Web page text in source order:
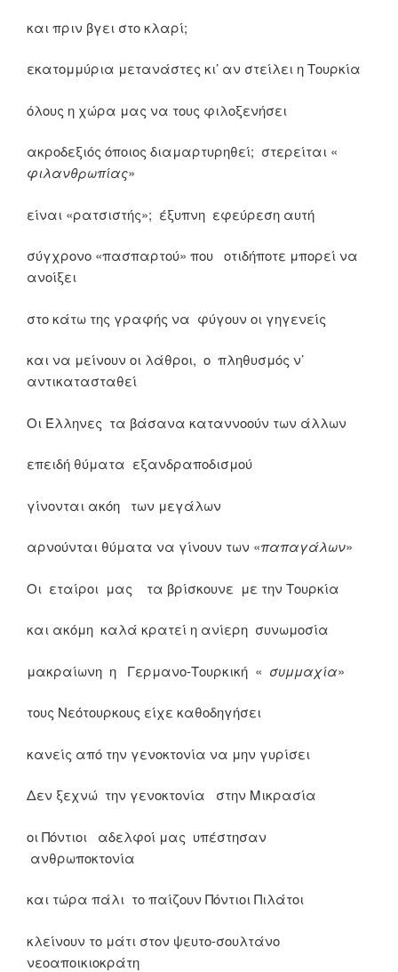
και πριν βγει στο κλαρί;
εκατομμύρια μετανάστες κι’ αν στείλει η Τουρκία
όλους η χώρα μας να τους φιλοξενήσει
ακροδεξιός όποιος διαμαρτυρηθεί; στερείται «
φιλανθρωπίας»
είναι «ρατσιστής»; έξυπνη εφεύρεση αυτή
σύγχρονο «πασπαρτού» που οτιδήποτε μπορεί να
ανοίξει
στο κάτω της γραφής να φύγουν οι γηγενείς
και να μείνουν οι λάθροι, ο πληθυσμός ν’
αντικατασταθεί
Οι Έλληνες τα βάσανα καταννοούν των άλλων
επειδή θύματα εξανδραποδισμού
γίνονται ακόη των μεγάλων
αρνούνται θύματα να γίνουν των «παπαγάλων»
Οι εταίροι μας τα βρίσκουνε με την Τουρκία
και ακόμη καλά κρατεί η ανίερη συνωμοσία
μακραίωνη η Γερμανο-Τουρκική « συμμαχία»
τους Νεότουρκους είχε καθοδηγήσει
κανείς από την γενοκτονία να μην γυρίσει
Δεν ξεχνώ την γενοκτονία στην Μικρασία
οι Πόντιοι αδελφοί μας υπέστησαν
ανθρωποκτονία
και τώρα πάλι το παίζουν Πόντιοι Πιλάτοι
κλείνουν το μάτι στον ψευτο-σουλτάνο
νεοαποικιοκράτη